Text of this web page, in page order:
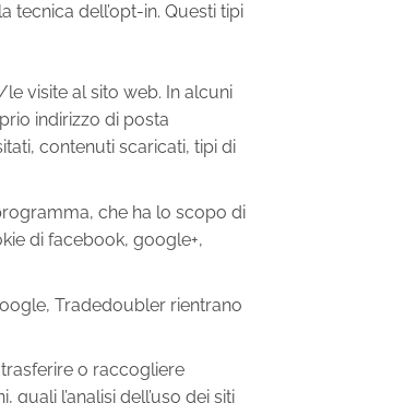
dell’opt-in. Questi tipi
visite al sito web. In alcuni
indirizzo di posta
contenuti scaricati, tipi di
che ha lo scopo di
di facebook, google+,
Tradedoubler rientrano
o raccogliere
l’analisi dell’uso dei siti